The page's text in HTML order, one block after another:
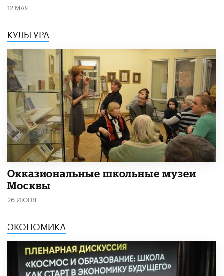
12 МАЯ
КУЛЬТУРА
​Окказиональные школьные музеи
Москвы
26 ИЮНЯ
ЭКОНОМИКА